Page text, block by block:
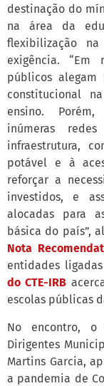
destinação do
na área da
flexibilização
exigência. “Em
públicos
constitucional
ensino. Porém,
inúmeras
infraestrutura,
potável e à
reforçar a
investidos, e
alocadas para
básica do país”,
Nota
entidades
do CTE-IRB
escolas públicas
No encontro, o
Dirigentes
Martins Garcia,
a pandemia de